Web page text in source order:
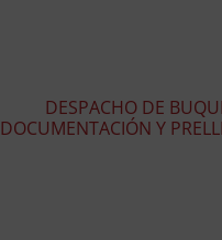
DESPACHO DE
DOCUMENTACIÓN Y